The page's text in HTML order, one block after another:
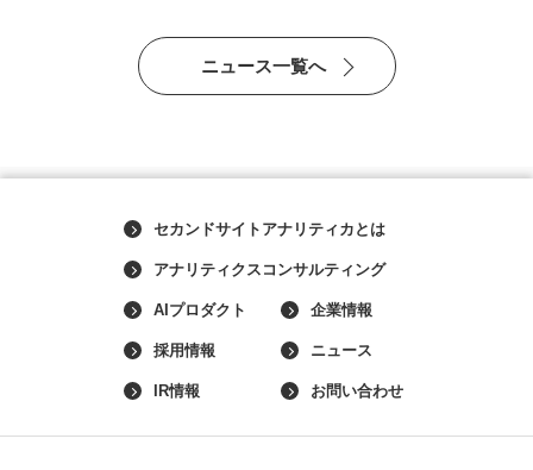
ニュース一覧へ
セカンドサイトアナリティカとは
アナリティクスコンサルティング
AIプロダクト 企業情報
採用情報 ニュース
IR情報 お問い合わせ